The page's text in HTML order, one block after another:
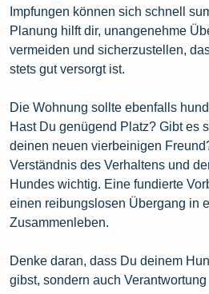
Impfungen können sich schnell
Planung hilft dir, unangenehme
vermeiden und sicherzustellen,
stets gut versorgt ist.
Die Wohnung sollte ebenfalls
Hast Du genügend Platz? Gibt es
deinen neuen vierbeinigen
Verständnis des Verhaltens und
Hundes wichtig. Eine fundierte
einen reibungslosen Übergang in
Zusammenleben.
Denke daran, dass Du deinem
gibst, sondern auch